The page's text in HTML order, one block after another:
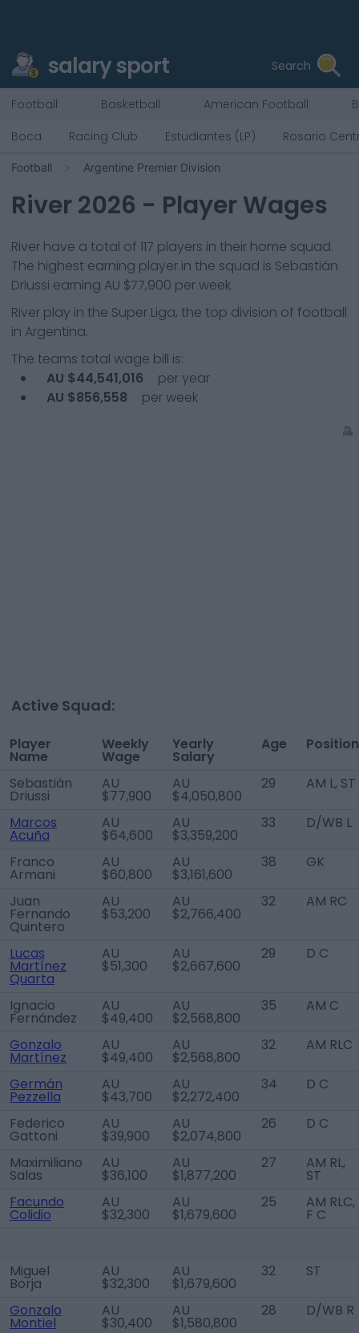
salary sport Search
Football Basketball American Football
Boca
Racing Club Estudiantes (LP) Rosario
Football Argentine Premier Division
River2026 - Player Wages
River have a total of 117 players in their home squad.
The highest earning player in the squad is Sebastián
Driussi earning AU $77,900 per week.
River play in the Super Liga, the top division of football
in Argentina.
The teams total wage bill is:
AU $44,541,016
per year
AU $856,558
per week
Active Squad:
Player
Name
Weekly
Wage
Yearly
Salary
Age Position
Sebastián
Driussi
AU
$77,900
AU
$4,050,800
29 AM L, ST
Marcos
Acuña
AU
$64,600
AU
$3,359,200
33 D/WB L
Franco
Armani
AU
$60,800
AU
$3,161,600
38 GK
Juan
Fernando
Quintero
AU
$53,200
AU
$2,766,400
32 AM RC
Lucas
Martínez
Quarta
AU
$51,300
AU
$2,667,600
29 D C
Ignacio
Fernández
AU
$49,400
AU
$2,568,800
35 AM C
Gonzalo
Martínez
AU
$49,400
AU
$2,568,800
32 AM RLC
Germán
Pezzella
AU
$43,700
AU
$2,272,400
34 D C
Federico
Gattoni
AU
$39,900
AU
$2,074,800
26 D C
Maximiliano
Salas
AU
$36,100
AU
$1,877,200
27 AM RL,
ST
Facundo
Colidio
AU
$32,300
AU
$1,679,600
25 AM RLC,
F C
Miguel
Borja
AU
$32,300
AU
$1,679,600
32 ST
Gonzalo
Montiel
AU
$30,400
AU
$1,580,800
28 D/WB R